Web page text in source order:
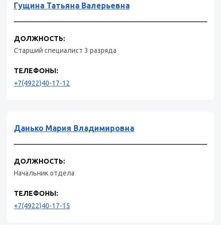
Гущина Татьяна Валерьевна
ДОЛЖНОСТЬ:
Старший специалист 3 разряда
ТЕЛЕФОНЫ:
+7(4922)40-17-12
Данько Мария Владимировна
ДОЛЖНОСТЬ:
Начальник отдела
ТЕЛЕФОНЫ:
+7(4922)40-17-15